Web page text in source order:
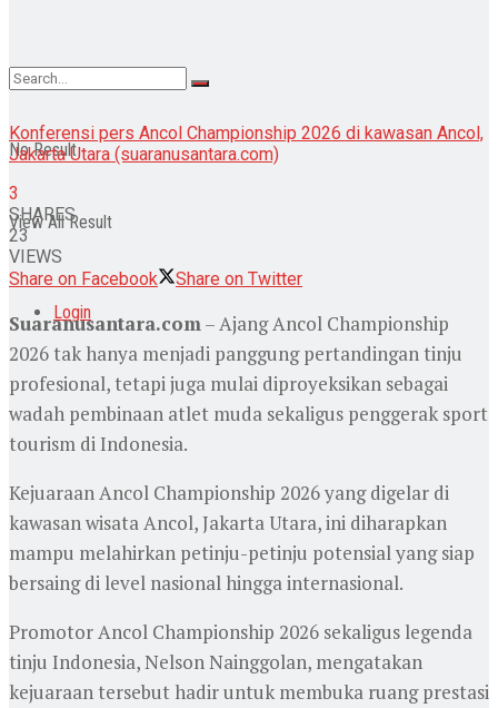
No Result
View All Result
Login
Konferensi pers Ancol Championship 2026 di kawasan Ancol,
Jakarta Utara (suaranusantara.com)
3
SHARES
23
VIEWS
Share on Facebook
Share on Twitter
Suaranusantara.com– Ajang Ancol Championship
2026 tak hanya menjadi panggung pertandingan tinju
profesional, tetapi juga mulai diproyeksikan sebagai
wadah pembinaan atlet muda sekaligus penggerak sport
tourism di Indonesia.
Kejuaraan Ancol Championship 2026 yang digelar di
kawasan wisata Ancol, Jakarta Utara, ini diharapkan
mampu melahirkan petinju-petinju potensial yang siap
bersaing di level nasional hingga internasional.
Promotor Ancol Championship 2026 sekaligus legenda
tinju Indonesia, Nelson Nainggolan, mengatakan
kejuaraan tersebut hadir untuk membuka ruang prestasi